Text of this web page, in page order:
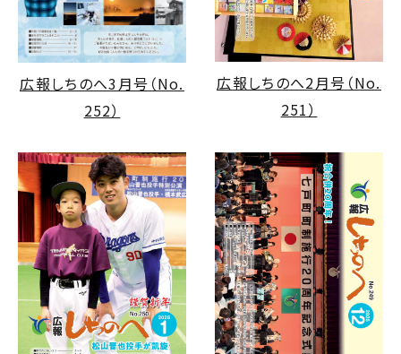
広報しちのへ3月号（No.
252）
広報しちのへ2月号（No.
251）